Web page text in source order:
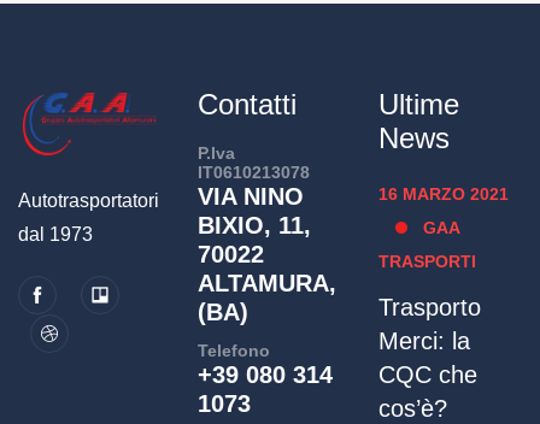
Autotrasportatori
dal 1973
Contatti
P.Iva
IT0610213078
VIA NINO
BIXIO, 11,
70022
ALTAMURA,
(BA)
Telefono
+39 080 314
1073
Ultime
News
16 MARZO 2021
GAA
TRASPORTI
Trasporto
Merci: la
CQC che
cos’è?